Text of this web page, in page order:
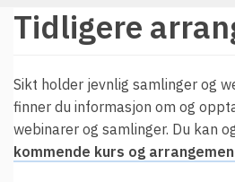
Ordbok
Tidligere
Sikt holder jevnlig samlinger og
finner du informasjon om og
webinarer og samlinger. Du kan
kommende kurs og